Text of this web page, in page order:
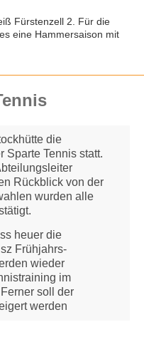
Fürstenzell 2. Für die
eine Hammersaison mit
die
Sparte Tennis statt.
Rückblick von der
wurden alle
heuer die
Frühjahrs-
wieder
im
Ferner soll der
werden